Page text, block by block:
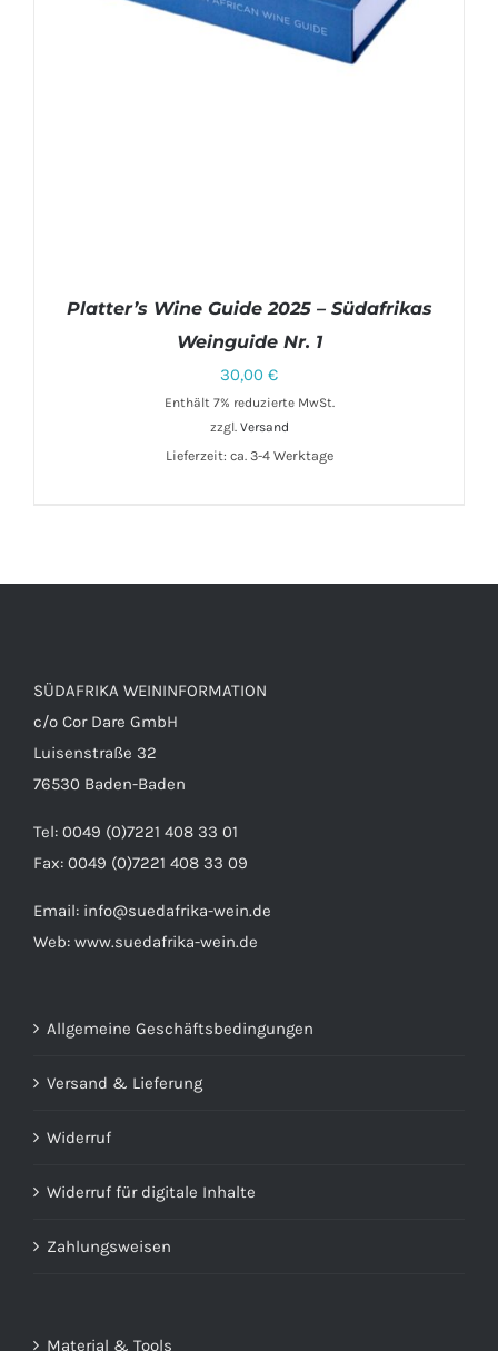
Platter’s Wine Guide 2025 – Südafrikas
Weinguide Nr. 1
30,00 €
Enthält 7% reduzierte MwSt.
zzgl. Versand
Lieferzeit: ca. 3-4 Werktage
SÜDAFRIKA WEININFORMATION
c/o Cor Dare GmbH
Luisenstraße 32
76530 Baden-Baden
Tel: 0049 (0)7221 408 33 01
Fax: 0049 (0)7221 408 33 09
Email: info@suedafrika-wein.de
Web: www.suedafrika-wein.de
Allgemeine Geschäftsbedingungen
Versand & Lieferung
Widerruf
Widerruf für digitale Inhalte
Zahlungsweisen
Material & Tools